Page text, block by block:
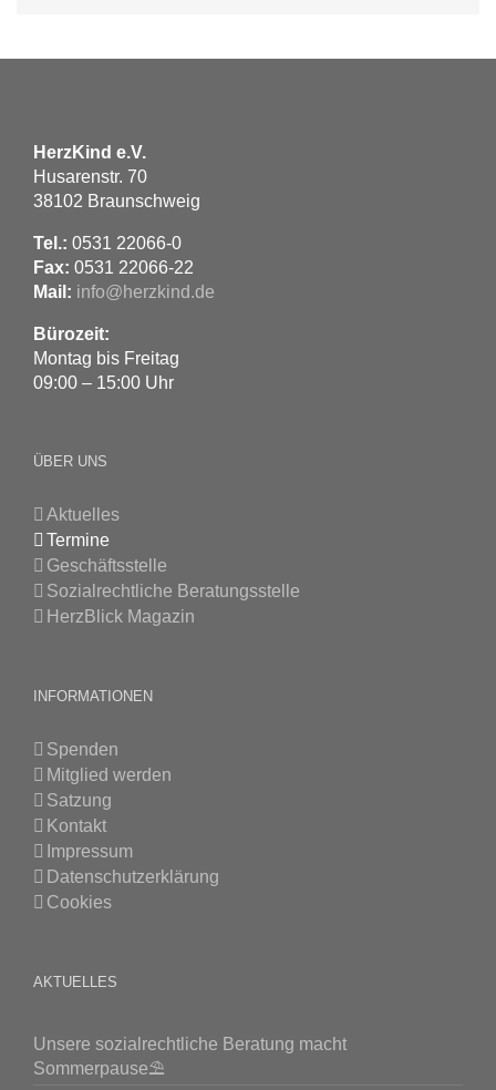
HerzKind e.V.
Husarenstr. 70
38102 Braunschweig
Tel.: 0531 22066-0
Fax: 0531 22066-22
Mail: info@herzkind.de
Bürozeit:
Montag bis Freitag
09:00 – 15:00 Uhr
ÜBER UNS
Aktuelles
Termine
Geschäftsstelle
Sozialrechtliche Beratungsstelle
HerzBlick Magazin
INFORMATIONEN
Spenden
Mitglied werden
Satzung
Kontakt
Impressum
Datenschutzerklärung
Cookies
AKTUELLES
Unsere sozialrechtliche Beratung macht
Sommerpause⛱️